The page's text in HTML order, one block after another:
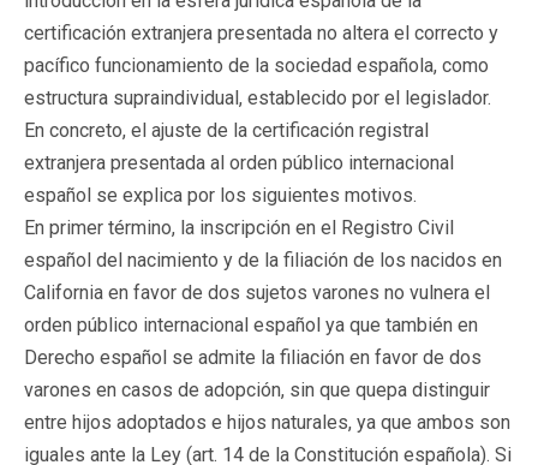
certificación extranjera presentada no altera el correcto y
pacífico funcionamiento de la sociedad española, como
estructura supraindividual, establecido por el legislador.
En concreto, el ajuste de la certificación registral
extranjera presentada al orden público internacional
español se explica por los siguientes motivos.
En primer término, la inscripción en el Registro Civil
español del nacimiento y de la filiación de los nacidos en
California en favor de dos sujetos varones no vulnera el
orden público internacional español ya que también en
Derecho español se admite la filiación en favor de dos
varones en casos de adopción, sin que quepa distinguir
entre hijos adoptados e hijos naturales, ya que ambos son
iguales ante la Ley (art. 14 de la Constitución española). Si